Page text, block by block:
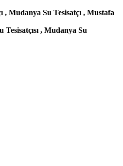
, Mudanya Su Tesisatçı , Mustafa
Tesisatçısı , Mudanya Su